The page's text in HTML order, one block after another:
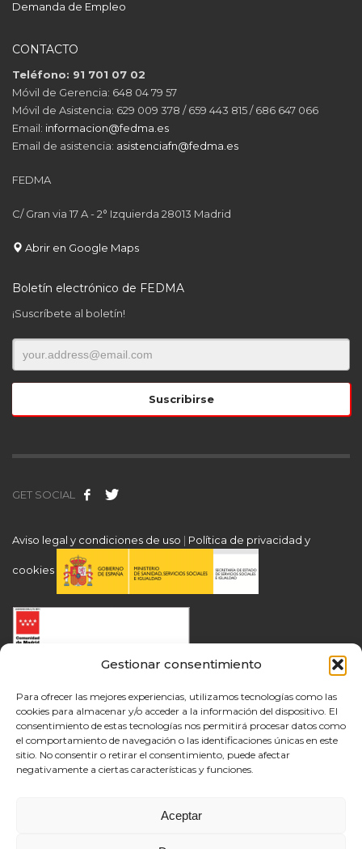
Gestionar consentimiento
Para ofrecer las mejores experiencias, utilizamos tecnologías como las
cookies para almacenar y/o acceder a la información del dispositivo. El
consentimiento de estas tecnologías nos permitirá procesar datos como
el comportamiento de navegación o las identificaciones únicas en este
sitio. No consentir o retirar el consentimiento, puede afectar
negativamente a ciertas características y funciones.
Aceptar
Demanda de Empleo
CONTACTO
Teléfono: 91 701 07 02
Móvil de Gerencia: 648 04 79 57
Móvil de Asistencia: 629 009 378 / 659 443 815 / 686 647 066
Email: informacion@fedma.es
Email de asistencia: asistenciafn@fedma.es
FEDMA
C/ Gran via 17 A - 2° Izquierda 28013 Madrid
Abrir en Google Maps
Boletín electrónico de FEDMA
¡Suscríbete al boletín!
GET SOCIAL
Aviso legal y condiciones de uso | Política de privacidad y
cookies